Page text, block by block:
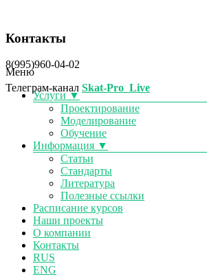
Контакты
8(995)960-04-02
Телеграм-канал Skat-Pro_Live
Меню
Услуги ▼
Проектирование
Моделирование
Обучение
Информация ▼
Статьи
Стандарты
Литература
Полезные ссылки
Расписание курсов
Наши проекты
О компании
Контакты
RUS
ENG